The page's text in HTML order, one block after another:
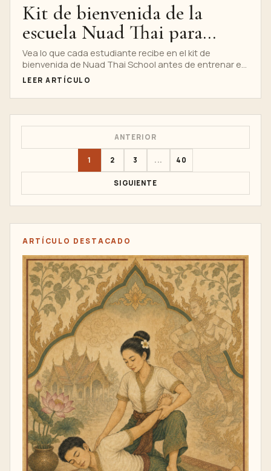
Kit de bienvenida de la
escuela Nuad Thai para
estudiantes de masaje en
Bangkok
Vea lo que cada estudiante recibe en el kit de
bienvenida de Nuad Thai School antes de entrenar en
Bangkok.
LEER ARTÍCULO
ANTERIOR
1 2 3 ... 40
SIGUIENTE
ARTÍCULO DESTACADO